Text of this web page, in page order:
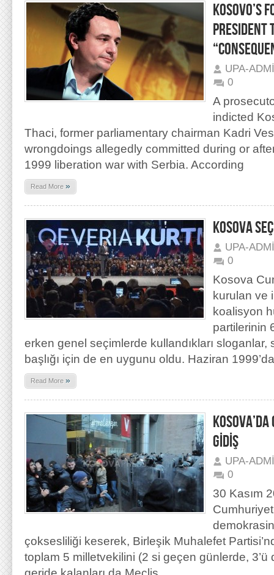
KOSOVO’S
PRESIDENT
UPA-
0
A
indicted
Thaci, former parliamentary chairman Kadri
wrongdoings allegedly committed during or
1999 liberation war with Serbia. According
Read More »
KOSOVA
UPA-
0
Kosova
kurulan ve
koalisyon
partilerinin
erken genel seçimlerde kullandıkları sloganlar,
başlığı için de en uygunu oldu. Haziran
Read More »
GİDİŞ
UPA-
0
30 Kasım
çoksesliliği keserek, Birleşik Muhalefet
toplam 5 milletvekilini (2 si geçen günlerde, 3’ü